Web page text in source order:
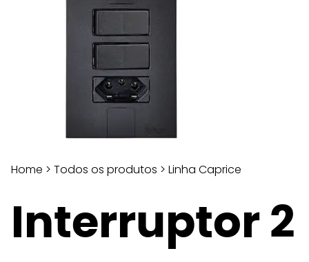
Home > Todos os produtos > Linha Caprice
Interruptor 2